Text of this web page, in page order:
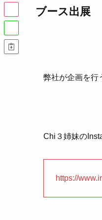
ブース出展
弊社が企画を行
Chi３姉妹の
https://